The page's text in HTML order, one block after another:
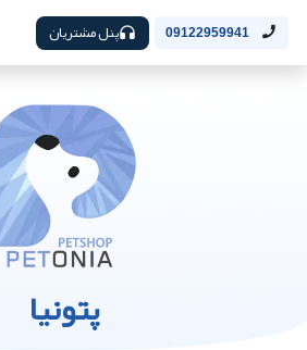
09122959941 پنل مشتریان
پتونیا